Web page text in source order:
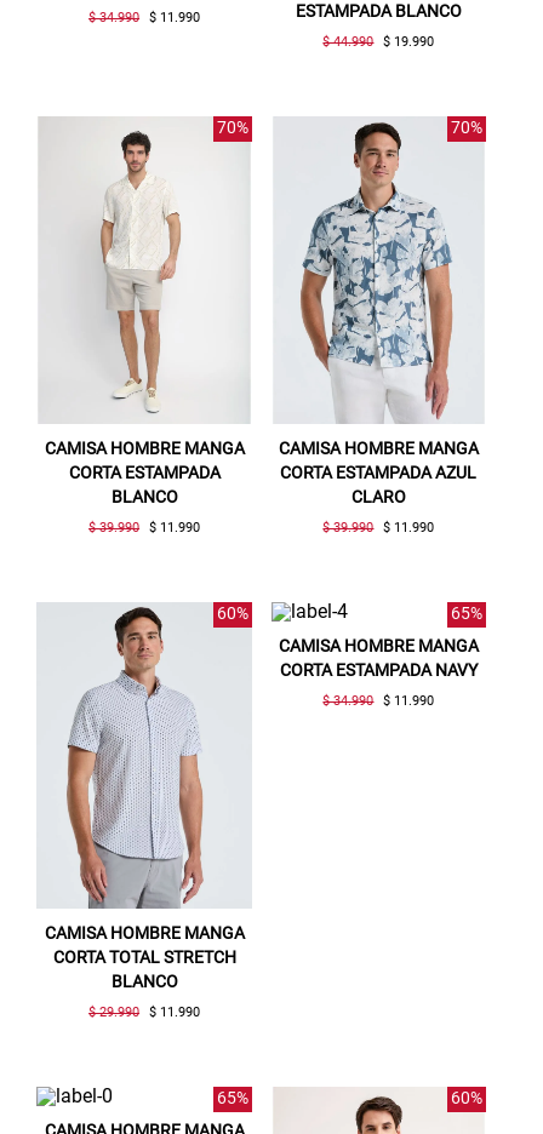
$ 34.990 $ 11.990
ESTAMPADA BLANCO
$ 44.990 $ 19.990
70%
CAMISA HOMBRE MANGA
CORTA ESTAMPADA
BLANCO
$ 39.990 $ 11.990
70%
CAMISA HOMBRE MANGA
CORTA ESTAMPADA AZUL
CLARO
$ 39.990 $ 11.990
60%
CAMISA HOMBRE MANGA
CORTA TOTAL STRETCH
BLANCO
$ 29.990 $ 11.990
65%
CAMISA HOMBRE MANGA
CORTA ESTAMPADA NAVY
$ 34.990 $ 11.990
65% 60%